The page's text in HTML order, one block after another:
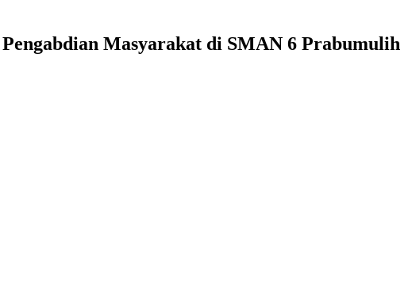
Masyarakat di SMAN 6 Prabumulih